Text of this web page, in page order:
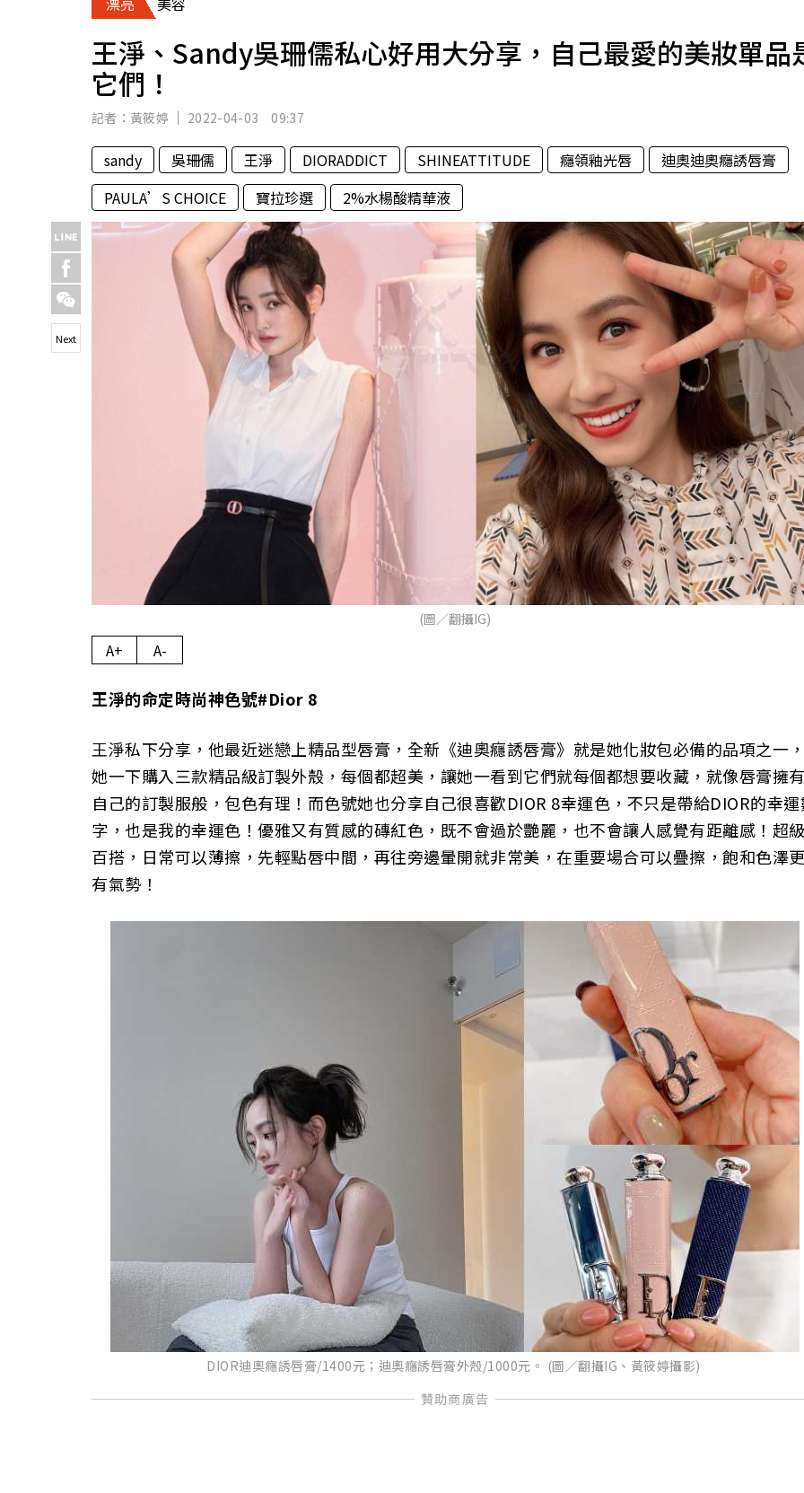
專欄
運勢
王淨、Sandy吳珊儒私心好用大分享，自己最愛的美妝單品
它們！
記者： 黃筱婷 2022-04-03 09:37
sandy 吳珊儒 王淨 DIORADDICT SHINEATTITUDE 癮領釉光唇
迪奧迪奧癮誘唇膏
PAULA’S CHOICE
寶拉珍選 2%水楊酸精華液
(圖／翻攝IG)
Next
A+ A-
王淨的命定時尚神色號#Dior 8
王淨私下分享，他最近迷戀上精品型唇膏，全新《迪奧癮誘唇膏》就是她化妝包必備的品項之一
她一下購入三款精品級訂製外殼，每個都超美，讓她一看到它們就每個都想要收藏，就像唇膏擁
自己的訂製服般，包色有理！而色號她也分享自己很喜歡DIOR 8幸運色，不只是帶給DIOR的幸
字，也是我的幸運色！優雅又有質感的磚紅色，既不會過於艷麗，也不會讓人感覺有距離感！超
百搭，日常可以薄擦，先輕點唇中間，再往旁邊暈開就非常美，在重要場合可以疊擦，飽和色澤
有氣勢！
DIOR迪奧癮誘唇膏/1400元；迪奧癮誘唇膏外殼/1000元。 (圖／翻攝IG、黃筱婷攝影)